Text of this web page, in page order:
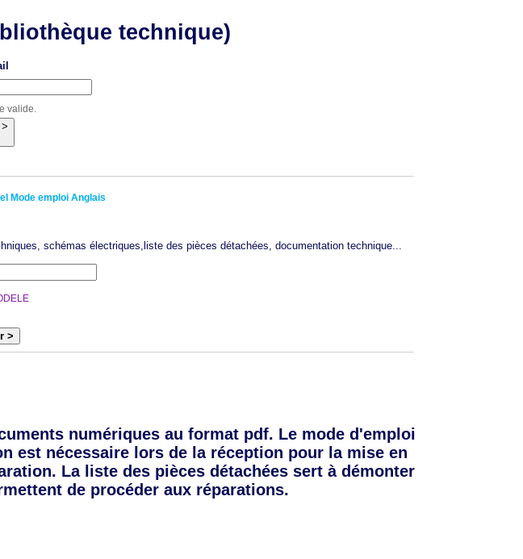
technique)
valide.
Mode emploi Anglais
schémas électriques,liste des pièces détachées, documentation technique...
>
numériques au format pdf. Le mode d'emploi
est nécessaire lors de la réception pour la mise en
La liste des pièces détachées sert à démonter
de procéder aux réparations.